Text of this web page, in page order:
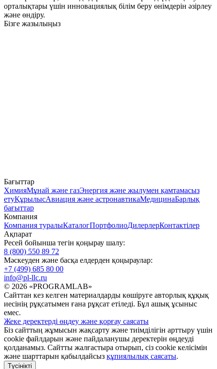
орталықтары үшін инновациялық білім беру өнімдерін әзірлеу
және өндіру.
Бізге жазылыңыз
Бағыттар
ХимияМұнай және газЭнергия және жылумен қамтамасыз
етуҚұрылысАвиация және астронавтикаМедицинаБарлық
бағыттар
Компания
Компания туралыКаталогПортфолиоДилерлерКонтактілер
Ақпарат
Ресей бойынша тегін қоңырау шалу:
8 (800) 550 89 72
Мәскеуден және басқа елдерден қоңыраулар:
+7 (499) 685 80 00
info@pl-llc.ru
© 2026 «PROGRAMLAB»
Сайттан кез келген материалдарды көшіруге авторлық құқық
иесінің рұқсатымен ғана рұқсат етіледі. Бұл ашық ұсыныс
емес.
Жеке деректерді өңдеу және қорғау саясаты
Біз сайттың жұмысын жақсарту және тиімділігін арттыру үшін
cookie файлдарын және пайдаланушы деректерін өңдеуді
қолданамыз. Сайтты жалғастыра отырып, сіз cookie келісімін
және шарттарын қабылдайсыз құпиялылық саясаты.
Түсінікті